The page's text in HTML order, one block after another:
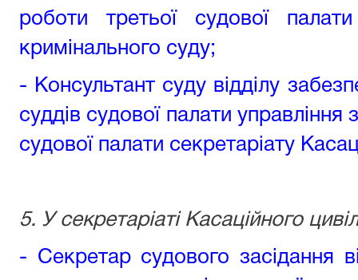
роботи третьої судової палати
кримінального суду;
- Консультант суду відділу
суддів судової палати
судової палати секретаріату
5. У секретаріаті Касаційного
- Секретар судового засідання